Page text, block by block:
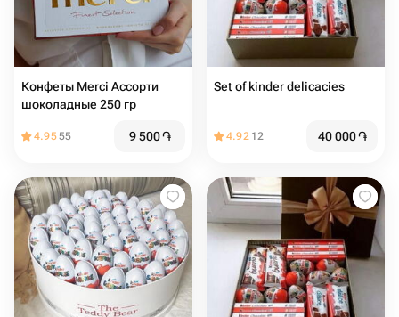
Конфеты Merci Ассорти
шоколадные 250 гр
4.9555 9 500֏
Set of kinder delicacies
4.92 12 40 000֏